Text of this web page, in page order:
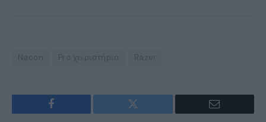
Nacon Pro χειριστήρια Razer
Facebook Twitter Email